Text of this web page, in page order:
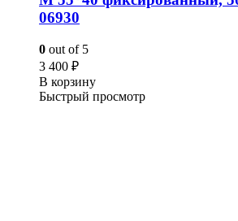
06930
0 out of 5
3 400 ₽
В корзину
Быстрый просмотр